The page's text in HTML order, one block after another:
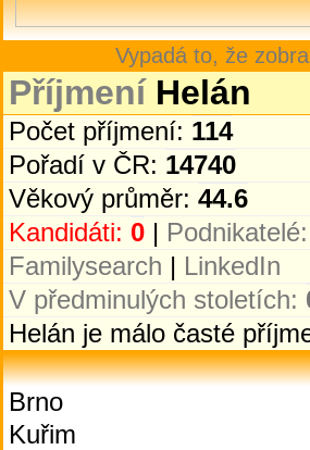
Vypadá to, že
PříjmeníHelán
Počet příjmení: 114
Pořadí v ČR: 14740
Věkový průměr: 44.6
Kandidáti: 0 | Podnikatelé:
Familysearch | LinkedIn
V předminulých stoletích:
Helán je málo časté
Brno
Kuřim